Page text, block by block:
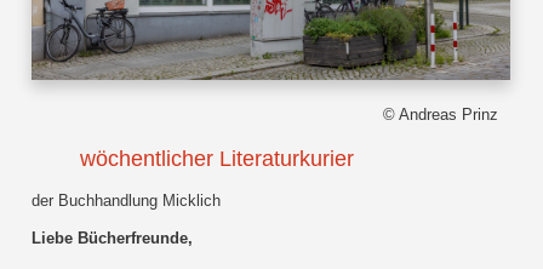
© Andreas Prinz
wöchentlicher Literaturkurier
der Buchhandlung Micklich
Liebe Bücherfreunde,